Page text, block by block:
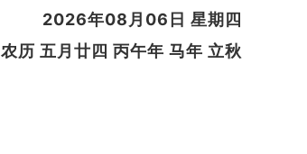
2026年08月06日 星期四
农历 五月廿四 丙午年 马年 立秋